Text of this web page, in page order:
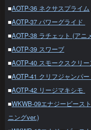
■AOTP-36 ネクサスプライム
■AOTP-37 パワーグライド
■AOTP-38 ラチェット (アニ
■AOTP-39 スワーブ
■AOTP-40 スモークスクリ
■AOTP-41 クリフジャンパ
■AOTP-42 リージマキシモ
■WKWB-09エナジービース
ニングver.)